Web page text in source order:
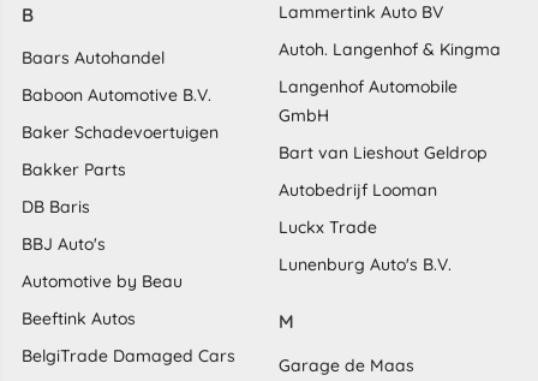
B
Baars Autohandel
Baboon Automotive B.V.
Baker Schadevoertuigen
Bakker Parts
DB Baris
BBJ Auto's
Automotive by Beau
Beeftink Autos
BelgiTrade Damaged Cars
Lammertink Auto BV
Autoh. Langenhof & Kingma
Langenhof Automobile
GmbH
Bart van Lieshout Geldrop
Autobedrijf Looman
Luckx Trade
Lunenburg Auto's B.V.
M
Garage de Maas